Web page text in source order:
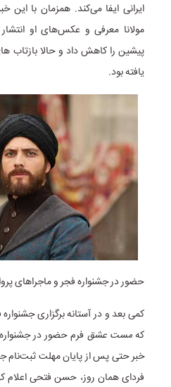
ایرانی ایفا می‌کند. همزمان با این
مولانا معرفی و عکس‌های او
پیشین را کاهش داد و حالا بازتاب
یافته بود.
حضور در جشنواره فجر و ماجراهای
کمی بعد و در آستانه برگزاری
کهمست عشق فرم حضور در
خبر حتی پس از پایان مهلت ثبت‌نام
فردای همان روز، حسن فتحی اعلام